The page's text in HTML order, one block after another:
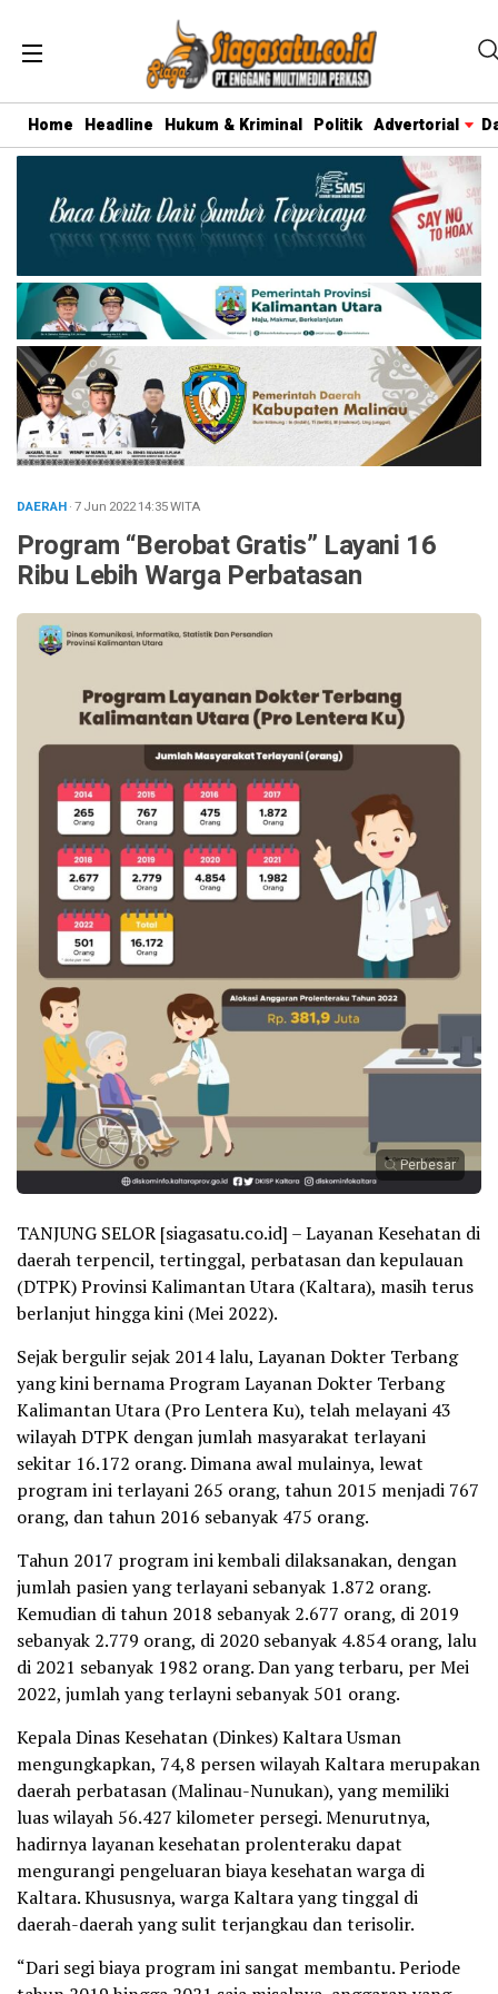
Home Headline Hukum & Kriminal Politik Advertorial
DAERAH· 7 Jun 202214:35WITA
Program “Berobat Gratis” Layani 16
Ribu Lebih Warga Perbatasan
Perbesar
TANJUNG SELOR [siagasatu.co.id] – Layanan Kesehatan di
daerah terpencil, tertinggal, perbatasan dan kepulauan
(DTPK) Provinsi Kalimantan Utara (Kaltara), masih terus
berlanjut hingga kini (Mei 2022).
Sejak bergulir sejak 2014 lalu, Layanan Dokter Terbang
yang kini bernama Program Layanan Dokter Terbang
Kalimantan Utara (Pro Lentera Ku), telah melayani 43
wilayah DTPK dengan jumlah masyarakat terlayani
sekitar 16.172 orang. Dimana awal mulainya, lewat
program ini terlayani 265 orang, tahun 2015 menjadi 767
orang, dan tahun 2016 sebanyak 475 orang.
Tahun 2017 program ini kembali dilaksanakan, dengan
jumlah pasien yang terlayani sebanyak 1.872 orang.
Kemudian di tahun 2018 sebanyak 2.677 orang, di 2019
sebanyak 2.779 orang, di 2020 sebanyak 4.854 orang, lalu
di 2021 sebanyak 1982 orang. Dan yang terbaru, per Mei
2022, jumlah yang terlayni sebanyak 501 orang.
Kepala Dinas Kesehatan (Dinkes) Kaltara Usman
mengungkapkan, 74,8 persen wilayah Kaltara merupakan
daerah perbatasan (Malinau-Nunukan), yang memiliki
luas wilayah 56.427 kilometer persegi. Menurutnya,
hadirnya layanan kesehatan prolenteraku dapat
mengurangi pengeluaran biaya kesehatan warga di
Kaltara. Khususnya, warga Kaltara yang tinggal di
daerah-daerah yang sulit terjangkau dan terisolir.
“Dari segi biaya program ini sangat membantu. Periode